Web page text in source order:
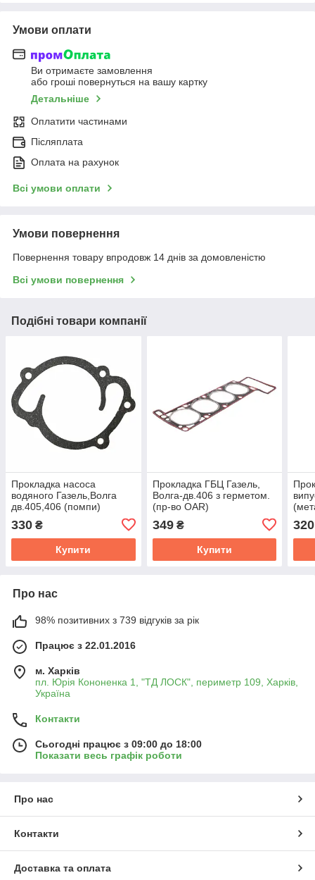
Умови оплати
Ви отримаєте замовлення
або гроші повернуться на вашу картку
Детальніше
Оплатити частинами
Післяплата
Оплата на рахунок
Всі умови оплати
Умови повернення
Повернення товару впродовж 14 днів за домовленістю
Всі умови повернення
Подібні товари компанії
Прокладка насоса
водяного Газель,Волга
дв.405,406 (помпи)
406.1307049
330 ₴
Купити
Прокладка ГБЦ Газель,
Волга-дв.406 з герметом.
(пр-во OAR)
349₴
Купити
320
Про нас
98% позитивних з 739 відгуків за рік
Працює з 22.01.2016
м. Харків
пл. Юрія Кононенка 1, "ТД ЛОСК", периметр 109, Харків,
Україна
Контакти
Сьогодні працює з 09:00 до 18:00
Показати весь графік роботи
Про нас
Контакти
Доставка та оплата